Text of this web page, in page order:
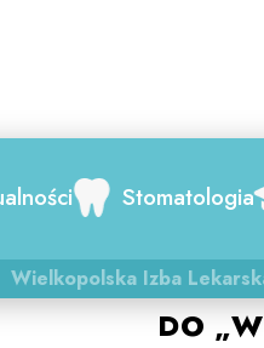
Stomatologia
Wielkopolska Izba
DO